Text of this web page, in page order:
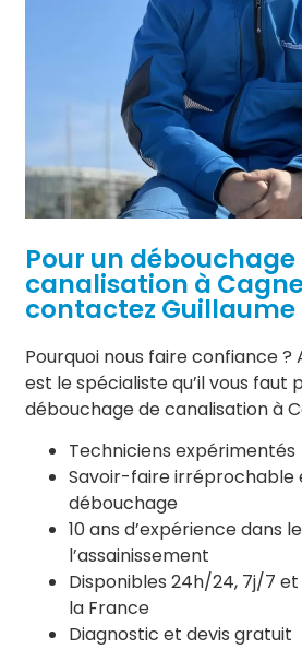
Pour un débouchage
canalisation à
contactez Guillaume
Pourquoi nous faire confiance ?
est le spécialiste qu’il vous faut
débouchage de canalisation à
Techniciens expérimentés
Savoir-faire irréprochable
débouchage
10 ans d’expérience dans
l’assainissement
Disponibles 24h/24, 7j/7
la France
Diagnostic et devis gratuit